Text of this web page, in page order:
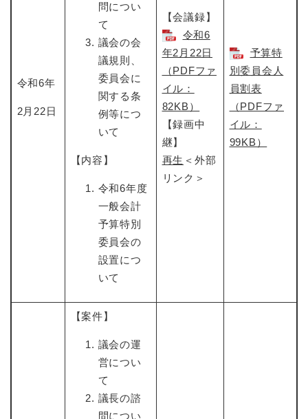
令和6年
2月22日
問につい
て
議会の会
議規則、
委員会に
関する条
例等につ
いて
【内容】
令和6年度
一般会計
予算特別
委員会の
設置につ
いて
【会議録】
令和6
年2月22日​
（PDFファ
イル：
82KB）
【録画中
継】
再生 ＜外部
リンク＞
予算特
別委員会人
員割表
（PDFファ
イル：
99KB）
【案件】
議会の運
営につい
て
議長の諮
問につい